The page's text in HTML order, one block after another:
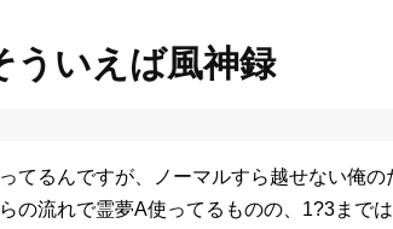
ういえば風神録
てるんですが、ノーマルすら越せない俺
の流れで霊夢A使ってるものの、1?3まで